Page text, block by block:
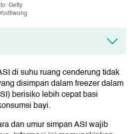
Getty
Jam?
ASI dan Menyimpannya
dan Meminumkan ASI
ASI Eksklusif
di suhu ruang cenderung tidak
disimpan dalam freezer dalam
berisiko lebih cepat basi
bayi.
dan umur simpan ASI wajib